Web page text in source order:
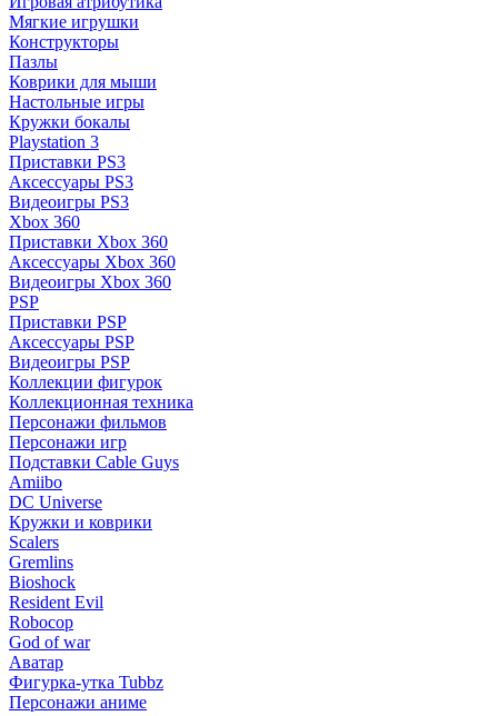
Мягкие игрушки
Конструкторы
Пазлы
Коврики для мыши
Настольные игры
Кружки бокалы
Playstation 3
Приставки PS3
Аксессуары PS3
Видеоигры PS3
Xbox 360
Приставки Xbox 360
Аксессуары Xbox 360
Видеоигры Xbox 360
PSP
Приставки PSP
Аксессуары PSP
Видеоигры PSP
Коллекции фигурок
Коллекционная техника
Персонажи фильмов
Персонажи игр
Подставки Cable Guys
Amiibo
DC Universe
Кружки и коврики
Scalers
Gremlins
Bioshock
Resident Evil
Robocop
God of war
Аватар
Фигурка-утка Tubbz
Персонажи аниме